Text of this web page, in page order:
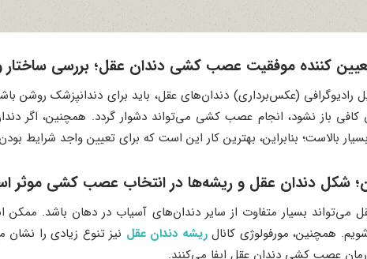
رادیوگرافی (عکس‌برداری) دندان‌های عقل، باید برای دندانپزشک روشن
کافی باز نشود، انجام عصب کشی می‌تواند دشوار گردد. همچنین، اگر
بالاست؛ بنابراین، بهترین کار این است که برای تعیین واجد شرایط
می‌تواند بسیار متفاوت از سایر دندان‌های آسیاب در دهان باشد.
همچنین، مورفولوژی کانالریشه دندان عقل نیز تنوع زیادی را